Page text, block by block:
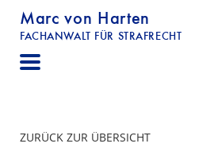
Marc von Harten
FACHANWALT FÜR STRAFRECHT
STRAFRECHT |
ZURÜCK ZUR ÜBERSICHT